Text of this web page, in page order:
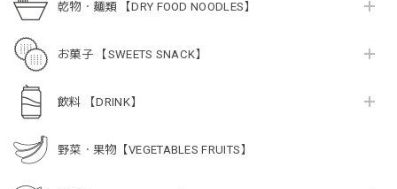
乾物・麺類 【DRY FOOD NOODLES】
お菓子 【SWEETS SNACK】
飲料 【DRINK】
野菜・果物【VEGETABLES FRUITS】